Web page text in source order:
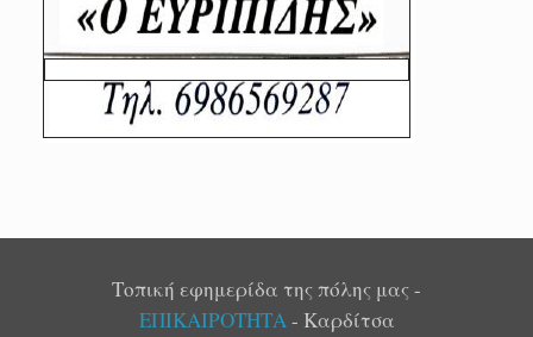
Τοπική εφημερίδα της πόλης μας -
ΕΠΙΚΑΙΡΟΤΗΤΑ- Καρδίτσα